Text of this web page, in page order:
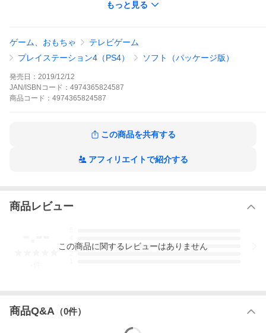
画像はイメージです。実際の商品とは異なる場合がございます。
予めご了承ください。
※パッケージなど、予告なく変更になる場合がございます。
在庫を共有しており、ご注文のタイミングにより在庫更新が間に
合わず、商品の欠品や数量変更となる場合もございます。
クーポン使用や、支払い方法によりご注文内容の変更がYahooシ
ョッピングの仕様上、出来ない場合はキャンセル処理となりま
合わず、商品の欠品や数量変更となる場合もございます。
※入荷の見込みが無い場合、数量変更やキャンセル処理をさせて
数量変更やキャンセル処理による、ポイント付与やクーポンの補
『新サクラ大戦』は太正二十九年の帝都・東京を舞台に、悪と戦
主人公率いる「帝国華撃団・花組」が、帝都に現れた降魔や世界
の各都市に誕生した華撃団と激突。
【キャスト】阿座上洋平、佐倉綾音、内田真礼、山村響、福原綾
もっと見る
ゲーム、おもちゃ
テレビゲーム
プレイステーション4（PS4）
ソフト（パッケージ版）
発売日： 2019/12/12
JAN/ISBNコード： 4974365824587
商品 コード： 4974365824587
この商品を共有する
アフィリエイトで紹介する
商品レビュー
3
この商品に関するレビューはありません
商品Q&A （0件）